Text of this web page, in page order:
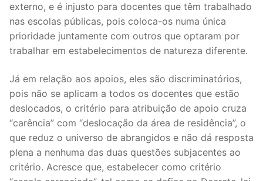
externo, e é injusto para docentes que têm trabalhado
nas escolas públicas, pois coloca-os numa única
prioridade juntamente com outros que optaram por
trabalhar em estabelecimentos de natureza diferente.
Já em relação aos apoios, eles são discriminatórios,
pois não se aplicam a todos os docentes que estão
deslocados, o critério para atribuição de apoio cruza
“carência” com “deslocação da área de residência”, o
que reduz o universo de abrangidos e não dá resposta
plena a nenhuma das duas questões subjacentes ao
critério. Acresce que, estabelecer como critério